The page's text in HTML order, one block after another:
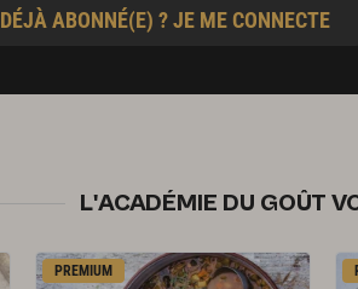
DÉJÀ ABONNÉ(E) ? JE ME CONNECTE
L'ACADÉMIE DU GOÛT
PREMIUM